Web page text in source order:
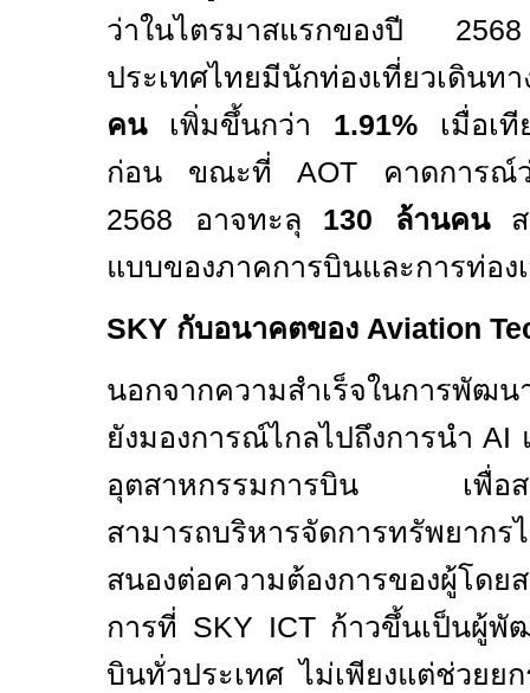
ว่าในไตรมาสแรกของปี
ประเทศไทยมีนักท่องเที่ยวเดินทา
คน
เพิ่มขึ้นกว่า 1.91%
เมื่อเ
ก่อน ขณะที่AOT คาดการณ์
2568 อาจทะลุ 130 ล้านคน
แบบของภาคการบินและการท่อง
SKY กับอนาคตของ Aviation
นอกจากความสำเร็จในการพั
ยังมองการณ์ไกลไปถึงการนำAI
อุตสาหกรรมการบิน เพื่อสร้
สามารถบริหารจัดการทรัพยากร
สนองต่อความต้องการของผู้โดย
การที่ SKY ICT ก้าวขึ้นเป็นผู้
บินทั่วประเทศ ไม่เพียงแต่ช่วยย